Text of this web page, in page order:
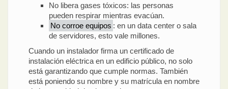
No libera gases tóxicos: las personas
pueden respirar mientras evacúan.
No corroe equipos : en un data center o sala
de servidores, esto vale millones.
Cuando un instalador firma un certificado de
instalación eléctrica en un edificio público, no solo
está garantizando que cumple normas. También
está poniendo su nombre y su matrícula en nombre